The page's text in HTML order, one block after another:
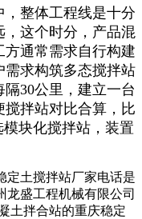
整体工程线是十分
这个时分，产品混
通常需求自行构建
求构筑多态搅拌站
30公里，建立一台
拌站对比合算，比
块化搅拌站，装置
定土搅拌站厂家电话是
龙盛工程机械有限公司
土拌合站的重庆稳定